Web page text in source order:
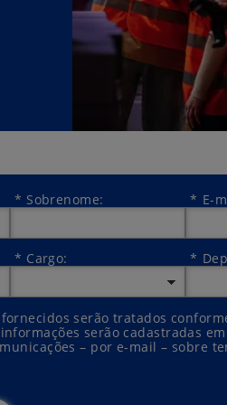
* Sobrenome: * E-
* Cargo: *
serão tratados
serão cadastradas
– por e-mail – sobre